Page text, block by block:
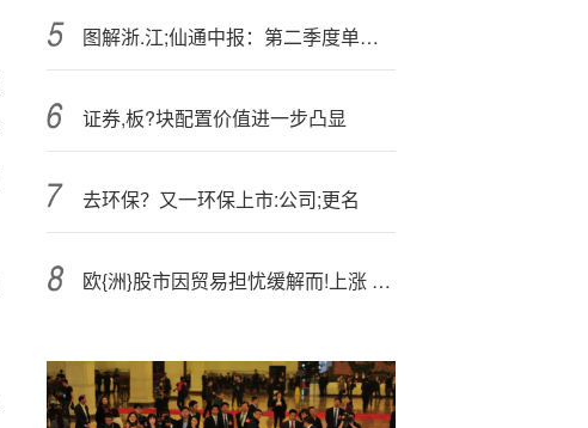
图解浙.江;仙通中报：第二季度单季净利润同比增长2.25%
证券,板?块配置价值进一步凸显
去环保？又一环保上市:公司;更名
欧{洲}股市因贸易担忧缓解而!上涨 法国巴黎银行股价暴跌